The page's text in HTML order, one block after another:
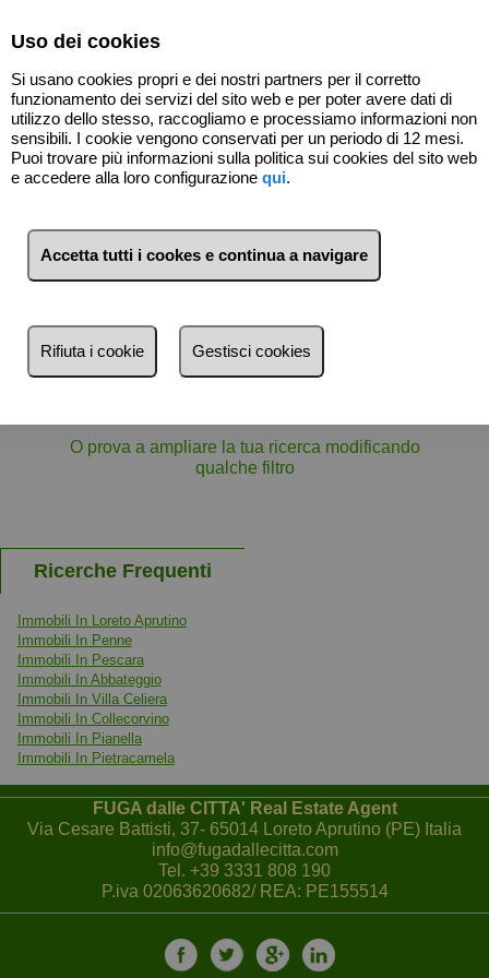
Meno recente
più cari
Qui non c'è niente :)
O prova a ampliare la tua ricerca modificando
qualche filtro
Ricerche Frequenti
Immobili In Loreto Aprutino
Immobili In Penne
Immobili In Pescara
Immobili In Abbateggio
Immobili In Villa Celiera
Immobili In Collecorvino
Immobili In Pianella
Immobili In Pietracamela
FUGA dalle CITTA' Real Estate Agent
Via Cesare Battisti, 37- 65014 Loreto Aprutino (PE) Italia
info@fugadallecitta.com
Tel. +39 3331 808 190
P.iva 02063620682/ REA: PE155514
Uso dei cookies
Si usano cookies propri e dei nostri partners per il corretto
funzionamento dei servizi del sito web e per poter avere dati di
utilizzo dello stesso, raccogliamo e processiamo informazioni non
sensibili. I cookie vengono conservati per un periodo di 12 mesi.
Puoi trovare più informazioni sulla politica sui cookies del sito web
e accedere alla loro configurazione qui.
Accetta tutti i cookes e continua a navigare
Rifiuta i cookie Gestisci cookies